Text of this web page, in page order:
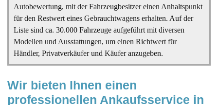
Autobewertung, mit der Fahrzeugbesitzer einen Anhaltspunkt
für den Restwert eines Gebrauchtwagens erhalten. Auf der
Liste sind ca. 30.000 Fahrzeuge aufgeführt mit diversen
Modellen und Ausstattungen, um einen Richtwert für
Händler, Privatverkäufer und Käufer anzugeben.
Wir bieten Ihnen einen
professionellen Ankaufsservice in